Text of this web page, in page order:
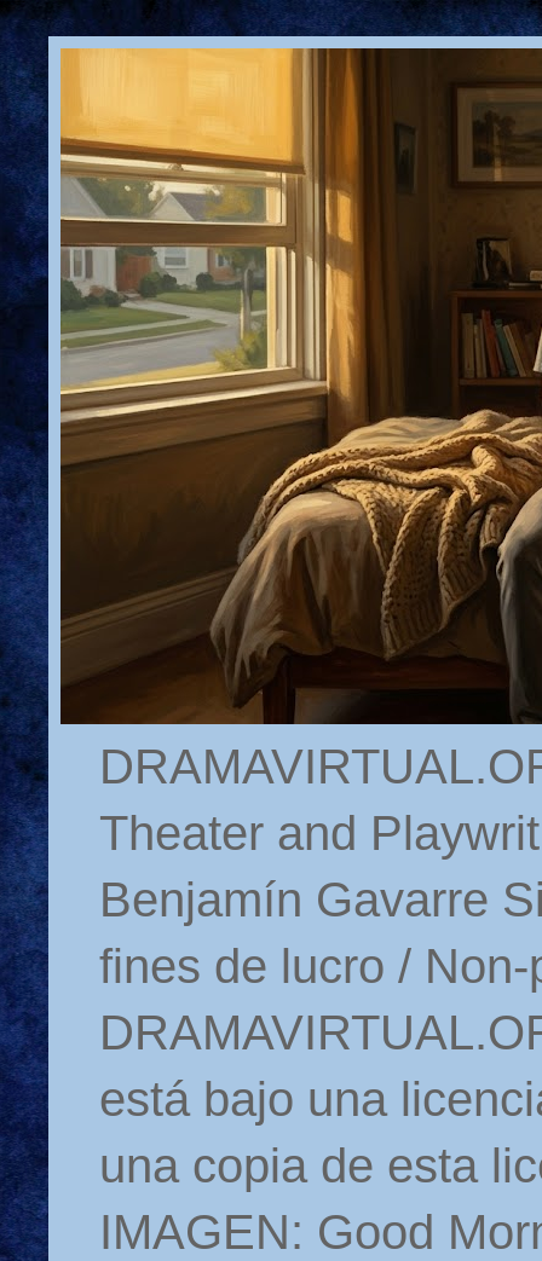
Theater and
Benjamín Gavarre
fines de lucro /
está bajo una
una copia de esta
IMAGEN: Good